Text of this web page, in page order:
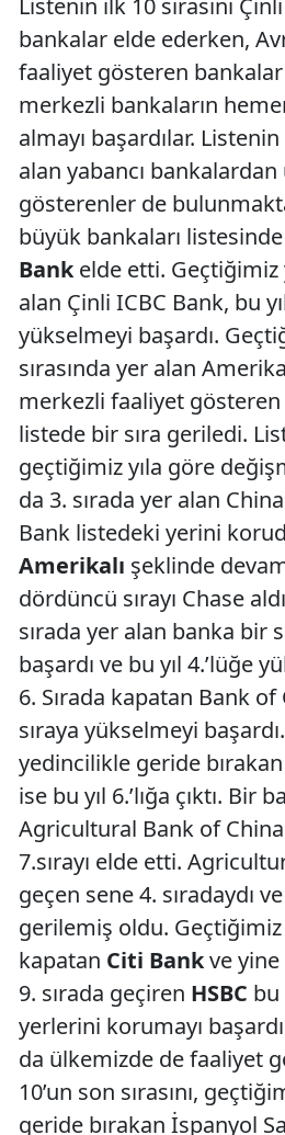
Listenin ilk 10 sırasını
bankalar elde ederken,
faaliyet gösteren
merkezli bankaların
almayı başardılar.
alan yabancı
gösterenler de
büyük bankaları listesinde
Bankelde etti. Geçtiğimiz
alan Çinli ICBC Bank, bu
yükselmeyi başardı.
sırasında yer alan
merkezli faaliyet gösteren
listede bir sıra geriledi.
geçtiğimiz yıla göre
da 3. sırada yer alan
Bank listedeki yerini
Amerikalı şeklinde
dördüncü sırayı Chase
sırada yer alan banka bir
başardı ve bu yıl 4.’lüğe
6. Sırada kapatan Bank of
sıraya yükselmeyi
yedincilikle geride
ise bu yıl 6.’lığa çıktı. Bir
Agricultural Bank of
7.sırayı elde etti.
geçen sene 4. sıradaydı
gerilemiş oldu. Geçtiğimiz
kapatan Citi Bankve yine
9. sırada geçiren HSBC bu
yerlerini korumayı
da ülkemizde de faaliyet
10’un son sırasını,
geride bırakan İspanyol